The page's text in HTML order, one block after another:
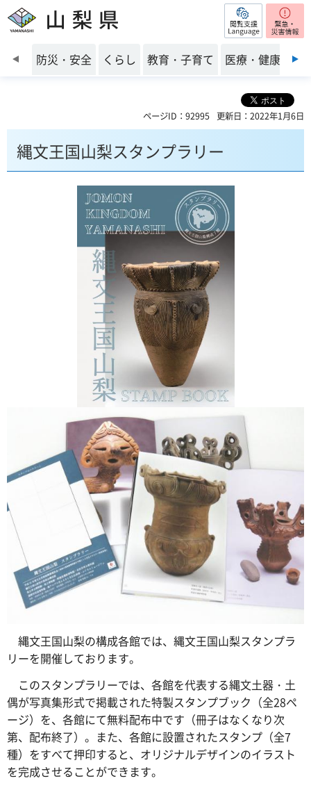
山梨県 閲覧支援
前のスライドを表示
防災・安全 くらし 教育・子育て 医療・健康・福
ページID：92995 更新日：2022年1月6日
縄文王国山梨スタンプラリー
縄文王国山梨の構成各館では、縄文王国山梨スタンプラ
リーを開催しております。
このスタンプラリーでは、各館を代表する縄文土器・土
偶が写真集形式で掲載された特製スタンプブック（全28ペ
ージ）を、各館にて無料配布中です（冊子はなくなり次
第、配布終了）。また、各館に設置されたスタンプ（全7
種）をすべて押印すると、オリジナルデザインのイラスト
を完成させることができます。